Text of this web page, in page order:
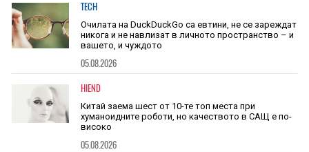
TECH
Очилата на DuckDuckGo са евтини, не се зареждат
никога и не навлизат в личното пространство – и
вашето, и чуждото
05.08.2026
HIEND
Китай заема шест от 10-те топ места при
хуманоидните роботи, но качеството в САЩ е по-
високо
05.08.2026